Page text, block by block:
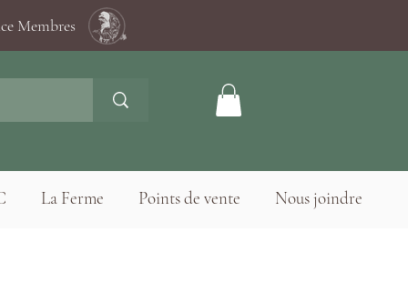
Membres
La Ferme Points de vente Nous joindre